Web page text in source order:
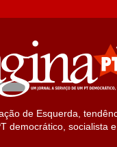
de Esquerda,
democrático, socialista